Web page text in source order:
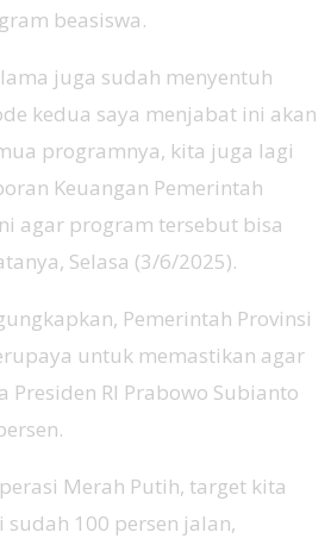
beasiswa.
juga sudah menyentuh
kedua saya menjabat ini akan
programnya, kita juga lagi
Keuangan Pemerintah
agar program tersebut bisa
Selasa (3/6/2025).
Pemerintah Provinsi
untuk memastikan agar
Presiden RI Prabowo Subianto
Merah Putih, target kita
100 persen jalan,